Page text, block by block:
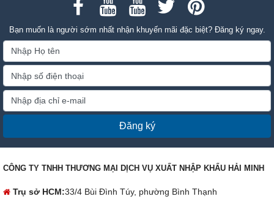
Bạn muốn là người sớm nhất nhận khuyến mãi đặc biệt? Đăng ký ngay.
Đăng ký
CÔNG TY TNHH THƯƠNG MẠI DỊCH VỤ XUẤT NHẬP KHẨU HẢI MINH
Trụ sở HCM:33/4 Bùi Đình Túy, phường Bình Thạnh